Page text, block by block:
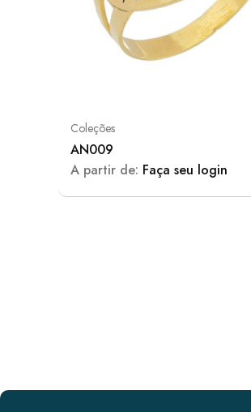
Coleções
AN009
A partir de: Faça seu login